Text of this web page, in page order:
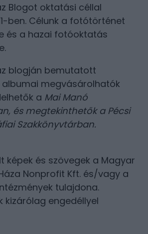
Blogot oktatási céllal
ben. Célunk a fotótörténet
és a hazai fotóoktatás
blogján bemutatott
megvásárolhatók
a Mai Manó
, és megtekinthetők a Pécsi
Szakkönyvtárban.
képek és szövegek a Magyar
Nonprofit Kft. és/vagy a
tulajdona.
kizárólag engedéllyel